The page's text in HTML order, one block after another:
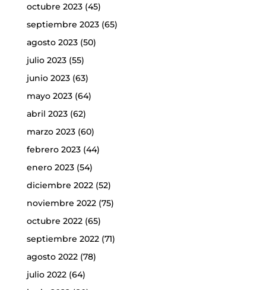
octubre 2023(45)
septiembre 2023(65)
agosto 2023(50)
julio 2023(55)
junio 2023(63)
mayo 2023(64)
abril 2023(62)
marzo 2023(60)
febrero 2023(44)
enero 2023(54)
diciembre 2022(52)
noviembre 2022(75)
octubre 2022(65)
septiembre 2022(71)
agosto 2022(78)
julio 2022(64)